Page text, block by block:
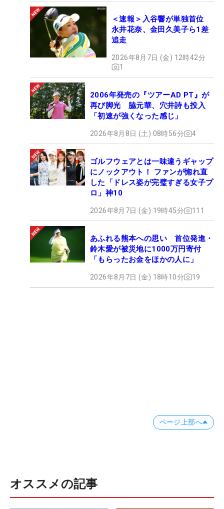
＜速報＞入谷響が単独首位
永井花奈、金田久美子ら1差
追走
2026年8月7日 (金) 12時42分
1
2006年発売の『ツアーAD PT』が
再び脚光 脇元華、穴井詩も投入
「初速が強くなった感じ」
2026年8月8日 (土) 08時56分 4
ゴルフウェアとは一味違うギャップ
にノックアウト！ ファンが惚れ直
した「ドレス姿が完璧すぎる女子プ
ロ」神10
2026年8月7日 (金) 19時45分 111
あふれる熊本への思い 首位発進・
鈴木愛が被災地に1000万円寄付
「もらったお金をほかの人に」
2026年8月7日 (金) 18時10分 19
ページ上部へ
オススメの記事